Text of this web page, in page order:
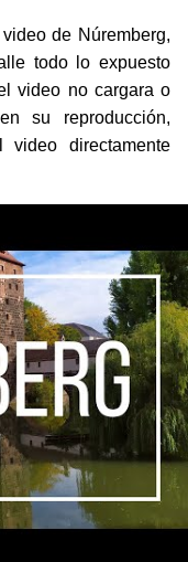
de Núremberg,
todo lo expuesto
video no cargara o
su reproducción,
directamente